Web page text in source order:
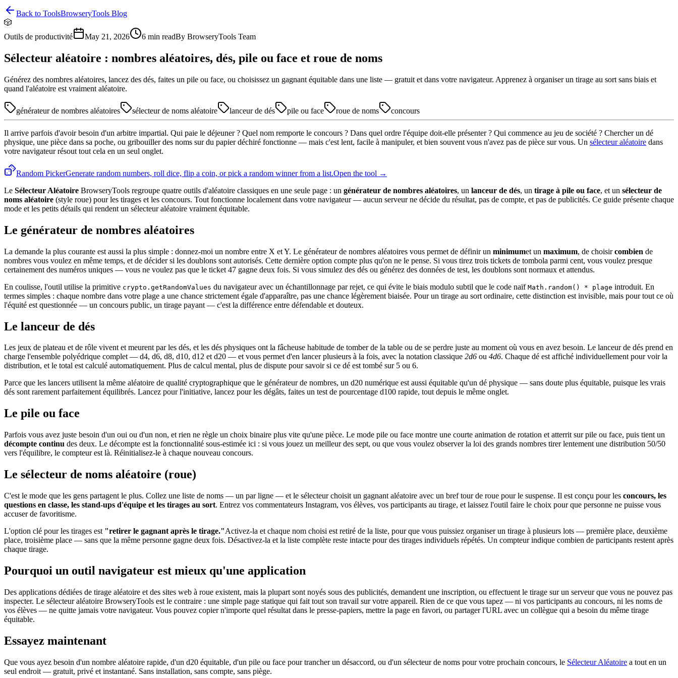
Back to ToolsBrowseryTools Blog
🎲
Outils de productivité
May 21, 2026 6 min readBy BrowseryTools Team
Sélecteur aléatoire : nombres aléatoires, dés, pile ou face et roue de noms
Générez des nombres aléatoires, lancez des dés, faites un pile ou face, ou choisissez un gagnant équitable dans une liste — gratuit et dans votre navigateur. Apprenez à organiser un tirage au sort sans biais et
quand l'aléatoire est vraiment aléatoire.
générateur de nombres aléatoires sélecteur de noms aléatoire lanceur de dés pile ou face roue de noms concours
Il arrive parfois d'avoir besoin d'un arbitre impartial. Qui paie le déjeuner ? Quel nom remporte le concours ? Dans quel ordre l'équipe doit-elle présenter ? Qui commence au jeu de société ? Chercher un dé
physique, une pièce dans sa poche, ou gribouiller des noms sur du papier déchiré fonctionne — mais c'est lent, facile à manipuler, et bien souvent vous n'avez pas de pièce sur vous. Un sélecteur aléatoire dans
votre navigateur résout tout cela en un seul onglet.
Random PickerGenerate random numbers, roll dice, flip a coin, or pick a random winner from a list.Open the tool →
Le Sélecteur Aléatoire BrowseryTools regroupe quatre outils d'aléatoire classiques en une seule page : un générateur de nombres aléatoires, un lanceur de dés, un tirage à pile ou face, et un sélecteur de
noms aléatoire (style roue) pour les tirages et les concours. Tout fonctionne localement dans votre navigateur — aucun serveur ne décide du résultat, pas de compte, et pas de publicités. Ce guide présente chaque
mode et les petits détails qui rendent un sélecteur aléatoire vraiment équitable.
Le générateur de nombres aléatoires
La demande la plus courante est aussi la plus simple : donnez-moi un nombre entre X et Y. Le générateur de nombres aléatoires vous permet de définir un minimumet un maximum, de choisircombien de
nombres vous voulez en même temps, et de décider si les doublons sont autorisés. Cette dernière option compte plus qu'on ne le pense. Si vous tirez trois tickets de tombola parmi cent, vous voulez presque
certainement des numéros uniques — vous ne voulez pas que le ticket 47 gagne deux fois. Si vous simulez des dés ou générez des données de test, les doublons sont normaux et attendus.
En coulisse, l'outil utilise la primitive crypto.getRandomValues du navigateur avec un échantillonnage par rejet, ce qui évite le biais modulo subtil que le code naïf Math.random() * plage introduit. En
termes simples : chaque nombre dans votre plage a une chance strictement égale d'apparaître, pas une chance légèrement biaisée. Pour un tirage au sort ordinaire, cette distinction est invisible, mais pour tout ce où
l'équité est questionnée — un concours public, un tirage payant — c'est la différence entre défendable et douteux.
Le lanceur de dés
Les jeux de plateau et de rôle vivent et meurent par les dés, et les dés physiques ont la fâcheuse habitude de tomber de la table ou de se perdre juste au moment où vous en avez besoin. Le lanceur de dés prend en
charge l'ensemble polyédrique complet — d4, d6, d8, d10, d12 et d20 — et vous permet d'en lancer plusieurs à la fois, avec la notation classique 2d6 ou 4d6. Chaque dé est affiché individuellement pour voir la
distribution, et le total est calculé automatiquement. Plus de calcul mental, plus de dispute pour savoir si ce dé est tombé sur 5 ou 6.
Parce que les lancers utilisent la même aléatoire de qualité cryptographique que le générateur de nombres, un d20 numérique est aussi équitable qu'un dé physique — sans doute plus équitable, puisque les vrais
dés sont rarement parfaitement équilibrés. Lancez pour l'initiative, lancez pour les dégâts, faites un test de pourcentage d100 rapide, tout depuis le même onglet.
Le pile ou face
Parfois vous avez juste besoin d'un oui ou d'un non, et rien ne règle un choix binaire plus vite qu'une pièce. Le mode pile ou face montre une courte animation de rotation et atterrit sur pile ou face, puis tient un
décompte continu des deux. Le décompte est la fonctionnalité sous-estimée ici : si vous jouez un meilleur des sept, ou que vous voulez observer la loi des grands nombres tirer lentement une distribution 50/50
vers l'équilibre, le compteur est là. Réinitialisez-le à chaque nouveau concours.
Le sélecteur de noms aléatoire (roue)
C'est le mode que les gens partagent le plus. Collez une liste de noms — un par ligne — et le sélecteur choisit un gagnant aléatoire avec un bref tour de roue pour le suspense. Il est conçu pour les concours, les
questions en classe, les stand-ups d'équipe et les tirages au sort. Entrez vos commentateurs Instagram, vos élèves, vos participants au tirage, et laissez l'outil faire le choix pour que personne ne puisse vous
accuser de favoritisme.
L'option clé pour les tirages est "retirer le gagnant après le tirage."Activez-la et chaque nom choisi est retiré de la liste, pour que vous puissiez organiser un tirage à plusieurs lots — première place, deuxième
place, troisième place — sans que la même personne gagne deux fois. Désactivez-la et la liste complète reste intacte pour des tirages individuels répétés. Un compteur indique combien de participants restent après
chaque tirage.
Pourquoi un outil navigateur est mieux qu'une application
Des applications dédiées de tirage aléatoire et des sites web à roue existent, mais la plupart sont noyés sous des publicités, demandent une inscription, ou effectuent le tirage sur un serveur que vous ne pouvez pas
inspecter. Le sélecteur aléatoire BrowseryTools est le contraire : une simple page statique qui fait tout son travail sur votre appareil. Rien de ce que vous tapez — ni vos participants au concours, ni les noms de
vos élèves — ne quitte jamais votre navigateur. Vous pouvez copier n'importe quel résultat dans le presse-papiers, mettre la page en favori, ou partager l'URL avec un collègue qui a besoin du même tirage
équitable.
Essayez maintenant
Que vous ayez besoin d'un nombre aléatoire rapide, d'un d20 équitable, d'un pile ou face pour trancher un désaccord, ou d'un sélecteur de noms pour votre prochain concours, le Sélecteur Aléatoire a tout en un
seul endroit — gratuit, privé et instantané. Sans installation, sans compte, sans piège.